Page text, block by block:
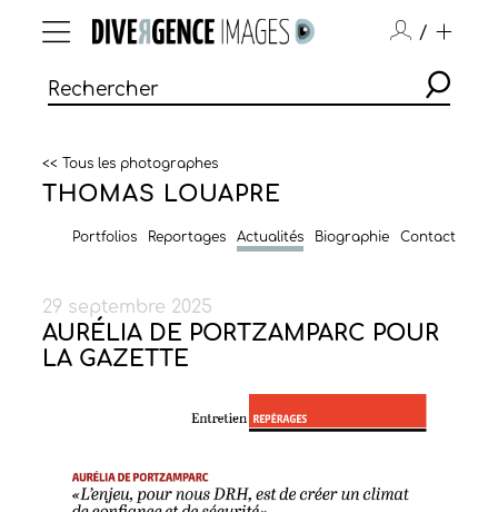
/
<< Tous les photographes
THOMAS LOUAPRE
Portfolios Reportages Actualités Biographie Contact
29 septembre 2025
AURÉLIA DE PORTZAMPARC POUR
LA GAZETTE